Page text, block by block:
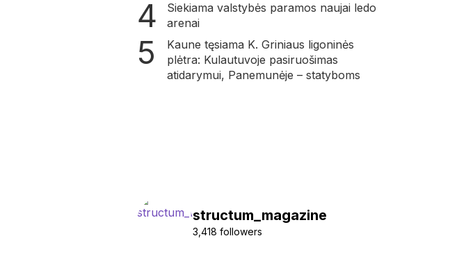
Siekiama valstybės paramos naujai ledo
arenai
Kaune tęsiama K. Griniaus ligoninės
plėtra: Kulautuvoje pasiruošimas
atidarymui, Panemunėje – statyboms
structum_magazine
3,418 followers